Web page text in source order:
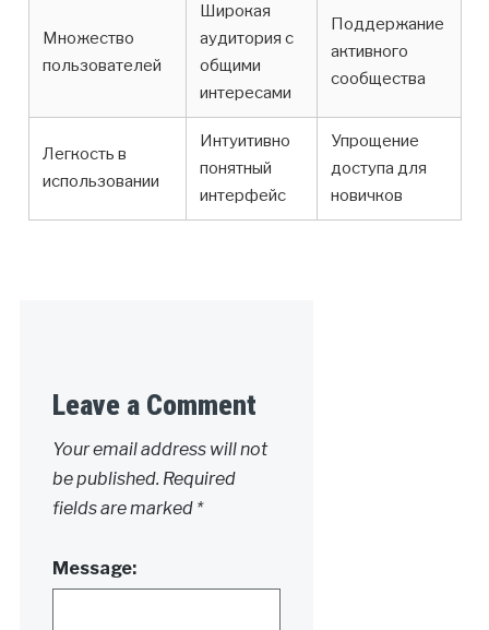
Множество
пользователей
Широкая
аудитория с
общими
интересами
Поддержание
активного
сообщества
Легкость в
использовании
Интуитивно
понятный
интерфейс
Упрощение
доступа для
новичков
Leave a Comment
Your email address will not
be published. Required
fields are marked *
Message: